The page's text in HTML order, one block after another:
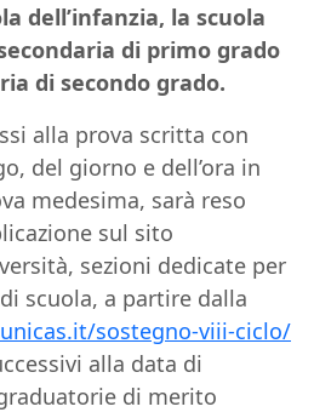
dell’infanzia, la scuola
di primo grado
di secondo grado.
alla prova scritta con
del giorno e dell’ora in
medesima, sarà reso
sul sito
sezioni dedicate per
scuola, a partire dalla
sostegno-viii-ciclo/
alla data di
di merito